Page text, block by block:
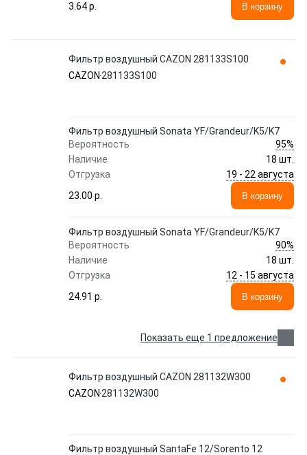
3.64 p.
В корзину
Фильтр воздушный CAZON 281133S100
CAZON 281133S100
Фильтр воздушный Sonata YF/Grandeur/K5/K7
Вероятность
95%
Наличие
18 шт.
Отгрузка
19 - 22 августа
23.00 p.
В корзину
Фильтр воздушный Sonata YF/Grandeur/K5/K7
Вероятность
90%
Наличие
18 шт.
Отгрузка
12 - 15 августа
24.91 p.
В корзину
Показать еще 1 предложение
Фильтр воздушный CAZON 281132W300
CAZON 281132W300
Фильтр воздушный SantaFe 12/Sorento 12